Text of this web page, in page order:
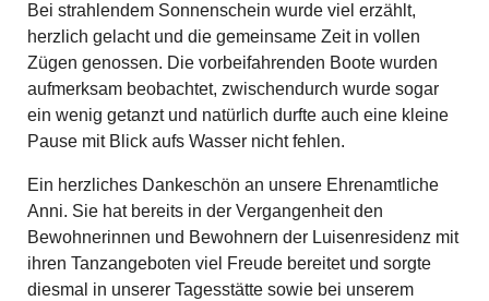
Bei strahlendem Sonnenschein wurde viel erzählt,
herzlich gelacht und die gemeinsame Zeit in vollen
Zügen genossen. Die vorbeifahrenden Boote wurden
aufmerksam beobachtet, zwischendurch wurde sogar
ein wenig getanzt und natürlich durfte auch eine kleine
Pause mit Blick aufs Wasser nicht fehlen.
Ein herzliches Dankeschön an unsere Ehrenamtliche
Anni. Sie hat bereits in der Vergangenheit den
Bewohnerinnen und Bewohnern der Luisenresidenz mit
ihren Tanzangeboten viel Freude bereitet und sorgte
diesmal in unserer Tagesstätte sowie bei unserem